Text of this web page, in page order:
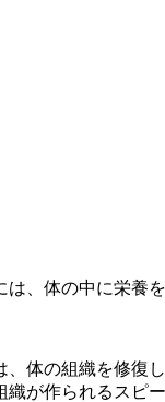
、体の中に栄養
体の組織を修復
が作られるスピ